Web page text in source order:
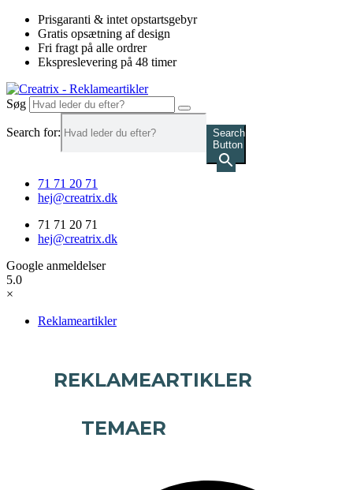
Videre
indhold
Prisgaranti & intet opstartsgebyr
Gratis opsætning af design
Fri fragt på alle ordrer
Ekspreslevering på 48 timer
Søg
Search for:
Search
Button
71 71 20 71
hej@creatrix.dk
71 71 20 71
hej@creatrix.dk
Google anmeldelser
5.0
×
Reklameartikler
REKLAMEARTIKLER
TEMAER